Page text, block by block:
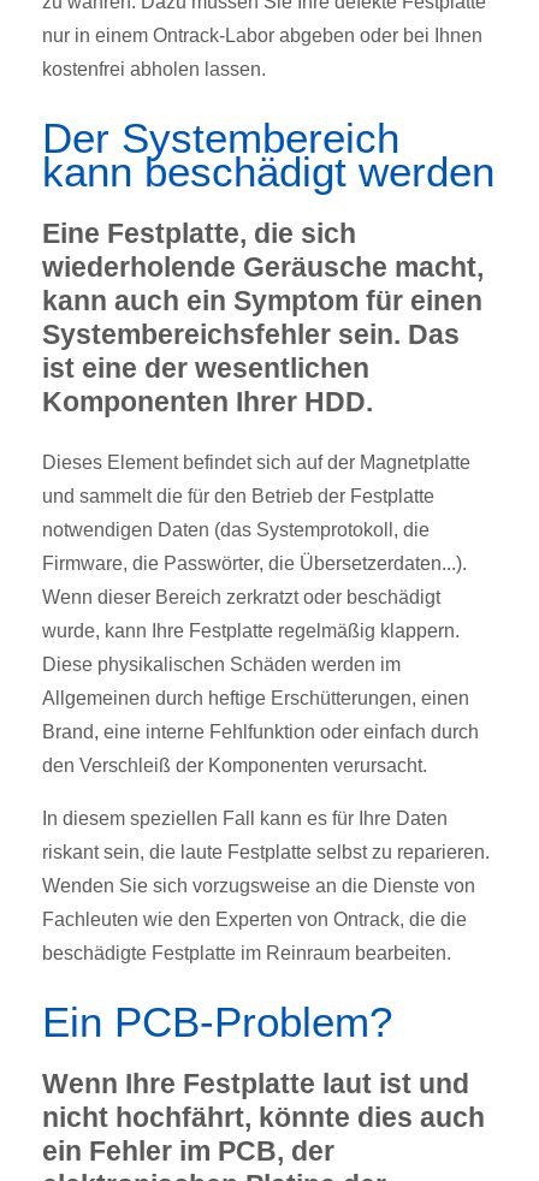
nur in einem Ontrack-Labor abgeben oder bei Ihnen
kostenfrei abholen lassen.
Der Systembereich
kann beschädigt werden
Eine Festplatte, die sich
wiederholende Geräusche macht,
kann auch ein Symptom für einen
Systembereichsfehler sein. Das
ist eine der wesentlichen
Komponenten Ihrer HDD.
Dieses Element befindet sich auf der Magnetplatte
und sammelt die für den Betrieb der Festplatte
notwendigen Daten (das Systemprotokoll, die
Firmware, die Passwörter, die Übersetzerdaten...).
Wenn dieser Bereich zerkratzt oder beschädigt
wurde, kann Ihre Festplatte regelmäßig klappern.
Diese physikalischen Schäden werden im
Allgemeinen durch heftige Erschütterungen, einen
Brand, eine interne Fehlfunktion oder einfach durch
den Verschleiß der Komponenten verursacht.
In diesem speziellen Fall kann es für Ihre Daten
riskant sein, die laute Festplatte selbst zu reparieren.
Wenden Sie sich vorzugsweise an die Dienste von
Fachleuten wie den Experten von Ontrack, die die
beschädigte Festplatte im Reinraum bearbeiten.
Ein PCB-Problem?
Wenn Ihre Festplatte laut ist und
nicht hochfährt, könnte dies auch
ein Fehler im PCB, der